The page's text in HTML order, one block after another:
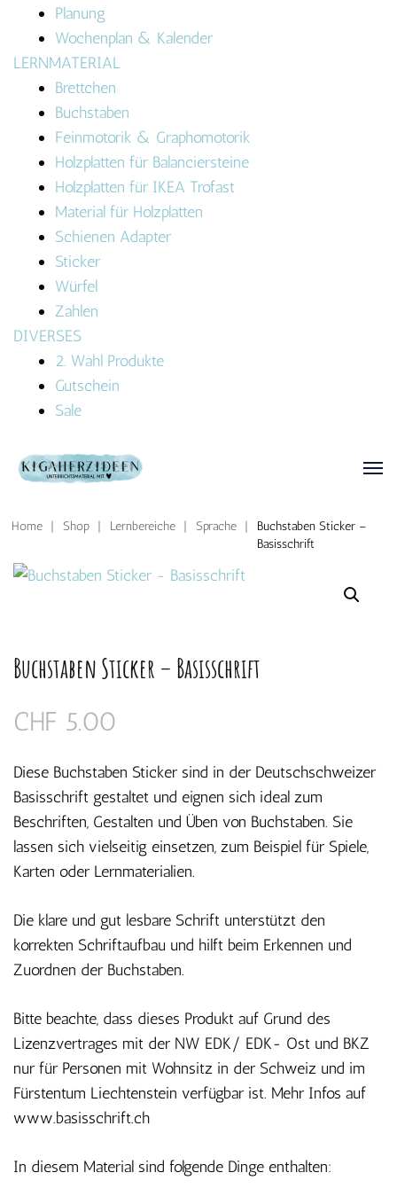
Planung
Wochenplan & Kalender
LERNMATERIAL
Brettchen
Buchstaben
Feinmotorik & Graphomotorik
Holzplatten für Balanciersteine
Holzplatten für IKEA Trofast
Material für Holzplatten
Schienen Adapter
Sticker
Würfel
Zahlen
DIVERSES
2. Wahl Produkte
Gutschein
Sale
Home | Shop | Lernbereiche | Sprache |
Buchstaben Sticker –
Basisschrift
Buchstaben Sticker – Basisschrift
CHF 5.00
Diese Buchstaben Sticker sind in der Deutschschweizer
Basisschrift gestaltet und eignen sich ideal zum
Beschriften, Gestalten und Üben von Buchstaben. Sie
lassen sich vielseitig einsetzen, zum Beispiel für Spiele,
Karten oder Lernmaterialien.
Die klare und gut lesbare Schrift unterstützt den
korrekten Schriftaufbau und hilft beim Erkennen und
Zuordnen der Buchstaben.
Bitte beachte, dass dieses Produkt auf Grund des
Lizenzvertrages mit der NW EDK/ EDK- Ost und BKZ
nur für Personen mit Wohnsitz in der Schweiz und im
Fürstentum Liechtenstein verfügbar ist. Mehr Infos auf
www.basisschrift.ch
In diesem Material sind folgende Dinge enthalten: